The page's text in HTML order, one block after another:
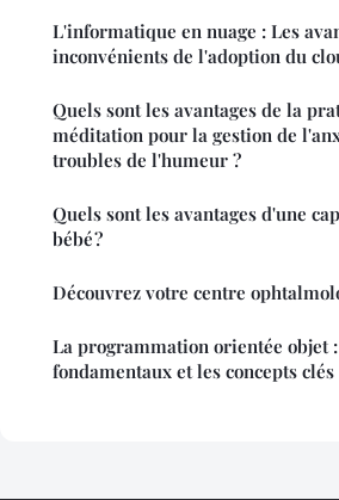
L'informatique en nuage : Les
inconvénients de l'adoption du
Quels sont les avantages de la
méditation pour la gestion de
troubles de l'humeur ?
Quels sont les avantages d'une
bébé ?
Découvrez votre centre
La programmation orientée objet
fondamentaux et les concepts clés